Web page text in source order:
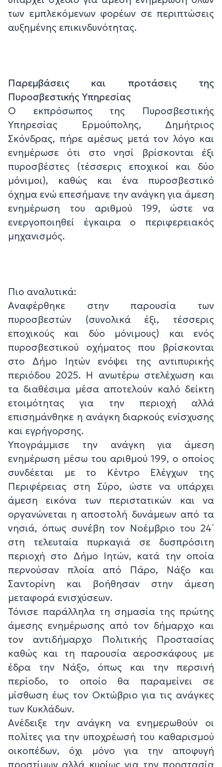
των εμπλεκόμενων φορέων σε περιπτώσεις
αυξημένης επικινδυνότητας.
Παρεμβάσεις και προτάσεις της
Πυροσβεστικής Υπηρεσίας
Ο εκπρόσωπος της Πυροσβεστικής
Υπηρεσίας Ερμούπολης, Δημήτριος
Σκόνδρας, πήρε αμέσως μετά τον λόγο και
ενημέρωσε ότι στο νησί βρίσκονται έξι
πυροσβέστες (τέσσερις εποχικοί και δύο
μόνιμοι), καθώς και ένα πυροσβεστικό
όχημα ενώ επεσήμανε την ανάγκη για άμεση
ενημέρωση του αριθμού 199, ώστε να
ενεργοποιηθεί έγκαιρα ο περιφερειακός
μηχανισμός.
Πιο αναλυτικά:
Αναφέρθηκε στην παρουσία των
πυροσβεστών (συνολικά έξι, τέσσερις
εποχικούς και δύο μόνιμους) και ενός
πυροσβεστικού οχήματος που βρίσκονται
στο Δήμο Ιητών ενόψει της αντιπυρικής
περιόδου 2025. Η ανωτέρω στελέχωση και
τα διαθέσιμα μέσα αποτελούν καλό δείκτη
ετοιμότητας για την περιοχή αλλά
επισημάνθηκε η ανάγκη διαρκούς ενίσχυσης
και εγρήγορσης.
Υπογράμμισε την ανάγκη για άμεση
ενημέρωση μέσω του αριθμού 199, ο οποίος
συνδέεται με το Κέντρο Ελέγχων της
Περιφέρειας στη Σύρο, ώστε να υπάρχει
άμεση εικόνα των περιστατικών και να
οργανώνεται η αποστολή δυνάμεων από τα
νησιά, όπως συνέβη τον Νοέμβριο του 24΄
στη τελευταία πυρκαγιά σε δυσπρόσιτη
περιοχή στο Δήμο Ιητών, κατά την οποία
περνούσαν πλοία από Πάρο, Νάξο και
Σαντορίνη και βοήθησαν στην άμεση
μεταφορά ενισχύσεων.
Τόνισε παράλληλα τη σημασία της πρώτης
άμεσης ενημέρωσης από τον δήμαρχο και
τον αντιδήμαρχο Πολιτικής Προστασίας
καθώς και τη παρουσία αεροσκάφους με
έδρα την Νάξο, όπως και την περσινή
περίοδο, το οποίο θα παραμείνει σε
μίσθωση έως τον Οκτώβριο για τις ανάγκες
των Κυκλάδων.
Ανέδειξε την ανάγκη να ενημερωθούν οι
πολίτες για την υποχρέωσή του καθαρισμού
οικοπέδων, όχι μόνο για την αποφυγή